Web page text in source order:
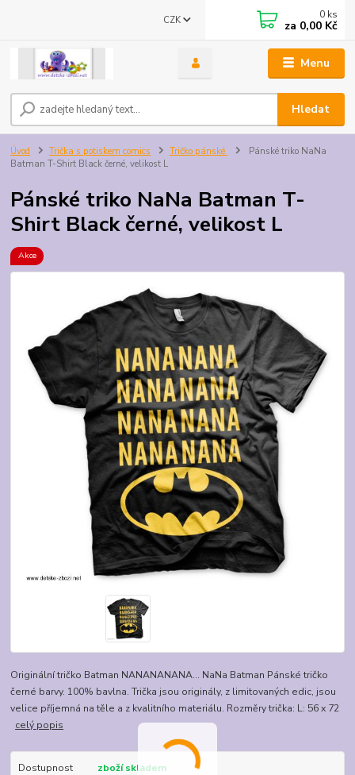
Menu
CZK
Hledat
0 ks
za 0,00 Kč
Úvod Trička s potiskem comics Tričko pánské
Pánské triko NaNa
Batman T-Shirt Black černé, velikost L
Pánské triko NaNa Batman T-
Shirt Black černé, velikost L
Akce
Originální tričko Batman NANANANANA... NaNa Batman Pánské tričko
černé barvy. 100% bavlna. Trička jsou originály, z limitovaných edic, jsou
velice příjemná na těle a z kvalitního materiálu. Rozměry trička: L: 56 x 72
celý popis
Dostupnost
zboží skladem